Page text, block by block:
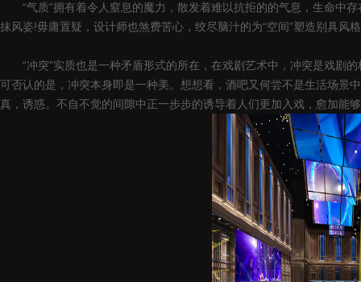
“气质”拥有着令人窒息的魔力，散发着难以抗拒的的气息，生命中存
抹风姿!毋庸置疑，设计师也煞费苦心，绞尽脑汁的为“空间”塑造别具风
“冲突”实质也是一种矛盾形式的所在，在戏剧艺术中，冲突是戏剧的
可否认的是，冲突本身即是一种美。想想看，酒吧又何尝不是生活场景
真，诱惑。不自不觉的间隙中正一步步的诱导着人们更加入戏，愈加